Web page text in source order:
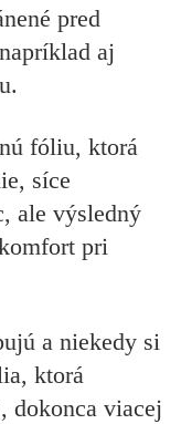
pred
aj
fóliu, ktorá
síce
ale výsledný
pri
a niekedy si
ktorá
dokonca viacej